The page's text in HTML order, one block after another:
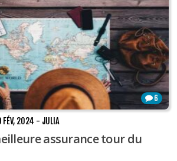
6
FÉV, 2024 - JULIA
assurance tour du